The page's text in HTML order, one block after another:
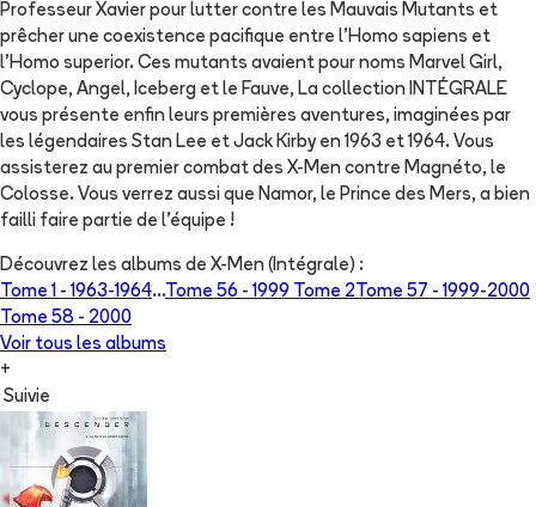
Professeur Xavier pour lutter contre les Mauvais Mutants et
prêcher une coexistence pacifique entre l'Homo sapiens et
l'Homo superior. Ces mutants avaient pour noms Marvel Girl,
Cyclope, Angel, Iceberg et le Fauve, La collection INTÉGRALE
vous présente enfin leurs premières aventures, imaginées par
les légendaires Stan Lee et Jack Kirby en 1963 et 1964. Vous
assisterez au premier combat des X-Men contre Magnéto, le
Colosse. Vous verrez aussi que Namor, le Prince des Mers, a bien
failli faire partie de l'équipe !
Découvrez les albums de X-Men (Intégrale) :
Tome 1 - 1963-1964...Tome 56 - 1999 Tome 2 Tome 57 - 1999-2000
Tome 58 - 2000
Voir tous les albums
+
Suivie